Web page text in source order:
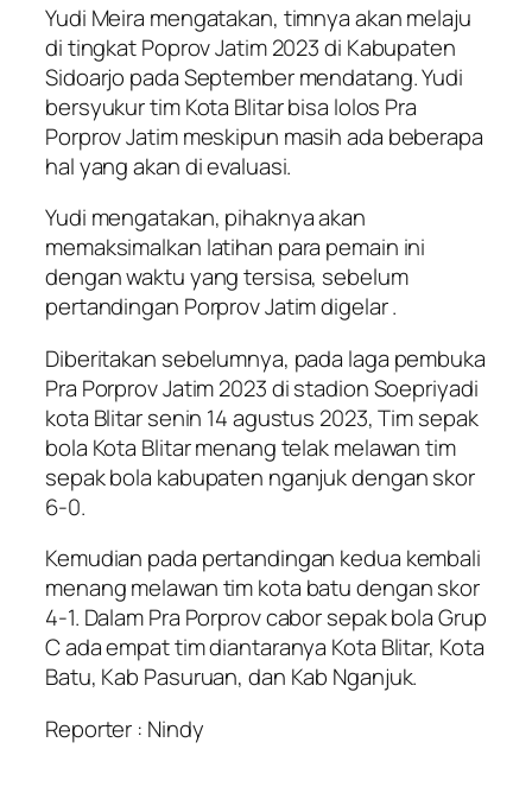
Yudi Meira mengatakan, timnya akan melaju
di tingkat Poprov Jatim 2023 di Kabupaten
Sidoarjo pada September mendatang. Yudi
bersyukur tim Kota Blitar bisa lolos Pra
Porprov Jatim meskipun masih ada beberapa
hal yang akan di evaluasi.
Yudi mengatakan, pihaknya akan
memaksimalkan latihan para pemain ini
dengan waktu yang tersisa, sebelum
pertandingan Porprov Jatim digelar .
Diberitakan sebelumnya, pada laga pembuka
Pra Porprov Jatim 2023 di stadion Soepriyadi
kota Blitar senin 14 agustus 2023, Tim sepak
bola Kota Blitar menang telak melawan tim
sepak bola kabupaten nganjuk dengan skor
6-0.
Kemudian pada pertandingan kedua kembali
menang melawan tim kota batu dengan skor
4-1. Dalam Pra Porprov cabor sepak bola Grup
C ada empat tim diantaranya Kota Blitar, Kota
Batu, Kab Pasuruan, dan Kab Nganjuk.
Reporter : Nindy